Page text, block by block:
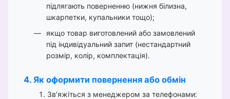
підлягають поверненню (нижня білизна,
шкарпетки, купальники тощо);
якщо товар виготовлений або замовлений
під індивідуальний запит (нестандартний
розмір, колір, комплектація).
4. Як оформити повернення або обмін
Зв’яжіться з менеджером за телефонами: